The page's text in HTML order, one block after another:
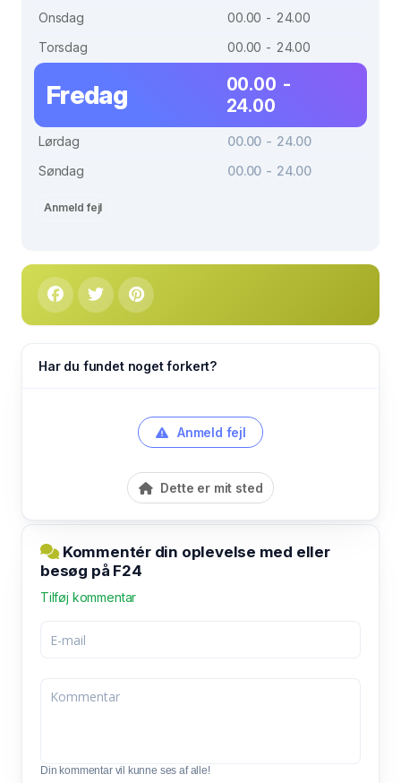
Onsdag
00.00 - 24.00
Torsdag
00.00 - 24.00
Fredag
00.00 -
24.00
Lørdag
00.00 - 24.00
Søndag
00.00 - 24.00
Anmeld fejl
Har du fundet noget forkert?
Anmeld fejl
Dette er mit sted
Kommentér din oplevelse med eller
besøg på F24
Tilføj kommentar
Din kommentar vil kunne ses af alle!